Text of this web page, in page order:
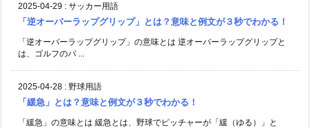
2025-04-29 : サッカー用語
「逆オーバーラップグリップ」とは？意味と例文が３秒でわかる！
「逆オーバーラップグリップ」の意味とは 逆オーバーラップグリップと
は、ゴルフのパ ...
2025-04-28 : 野球用語
「緩急」とは？意味と例文が３秒でわかる！
「緩急」の意味とは 緩急とは、野球でピッチャーが「緩（ゆる）」と